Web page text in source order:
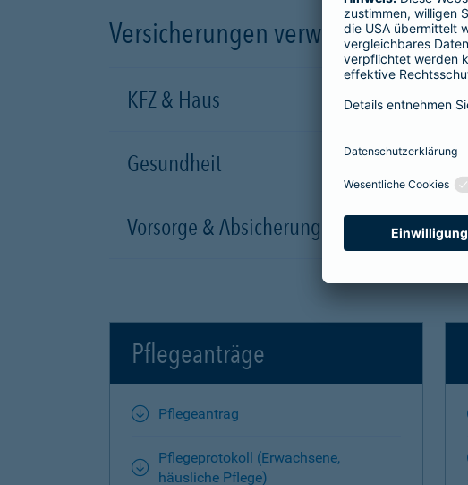
Versicherungen verwalten
KFZ & Haus
Gesundheit
Vorsorge & Absicherung
Pflegeanträge
Pflegeantrag
Pflegeprotokoll (Erwachsene,
häusliche Pflege)